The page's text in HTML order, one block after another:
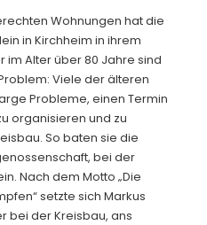
Wohnungen hat die
in Kirchheim in ihrem
im Alter über 80 Jahre sind
Viele der älteren
Probleme, einen Termin
organisieren und zu
So baten sie die
bei der
Nach dem Motto „Die
setzte sich Markus
bei der Kreisbau, ans